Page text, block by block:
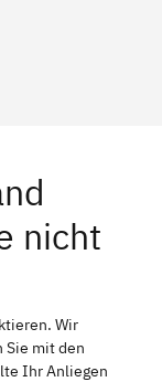
nicht
Wir
Sie mit den
Ihr Anliegen